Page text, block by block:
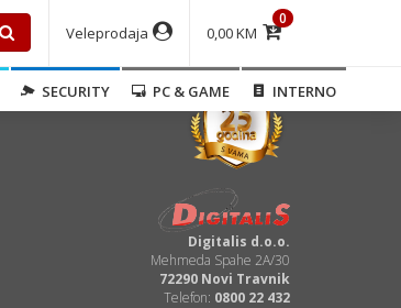
0,00 KM
0
Veleprodaja
SECURITY PC & GAME INTERNO
Digitalis d.o.o.
Mehmeda Spahe 2A/30
72290 Novi Travnik
Telefon: 0800 22 432